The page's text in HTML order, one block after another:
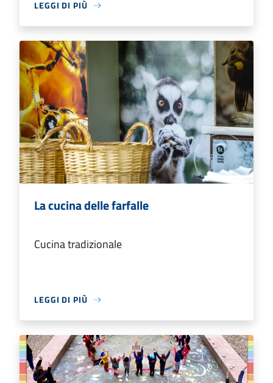
LEGGI DI PIÙ
La cucina delle farfalle
Cucina tradizionale
LEGGI DI PIÙ